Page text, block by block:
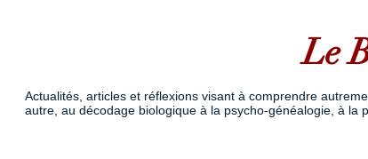
Le
Actualités, articles et réflexions visant à comprendre
autre, au décodage biologique à la psycho-généalogie, à la